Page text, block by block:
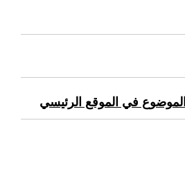
في الموقع الرئيسي